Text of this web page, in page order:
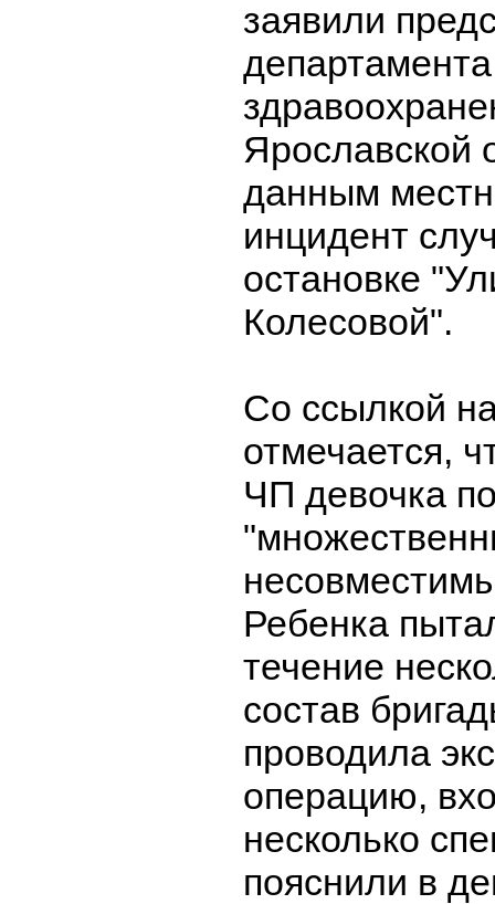
заявили
департамента
Ярославской
данным
инцидент
остановке
Колесовой".
Со ссылкой
отмечается,
ЧП девочка
Ребенка
течение
состав
проводила
операцию,
несколько
пояснили в